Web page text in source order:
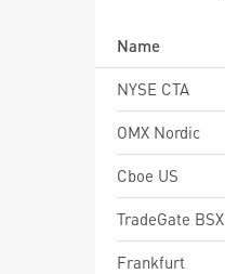
Name
NYSE CTA
OMX Nordic
Cboe US
TradeGate BSX
Frankfurt